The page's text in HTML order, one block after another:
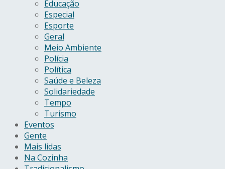
Educação
Especial
Esporte
Geral
Meio Ambiente
Polícia
Política
Saúde e Beleza
Solidariedade
Tempo
Turismo
Eventos
Gente
Mais lidas
Na Cozinha